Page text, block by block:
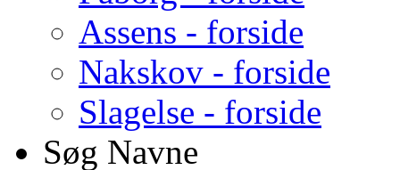
Assens - forside
Nakskov - forside
Slagelse - forside
Søg Navne